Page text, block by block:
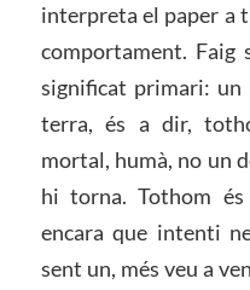
interpreta el paper a
comportament. Faig
significat primari: un
terra, és a dir,
mortal, humà, no un
hi torna. Tothom
encara que intenti
sent un, més veu a